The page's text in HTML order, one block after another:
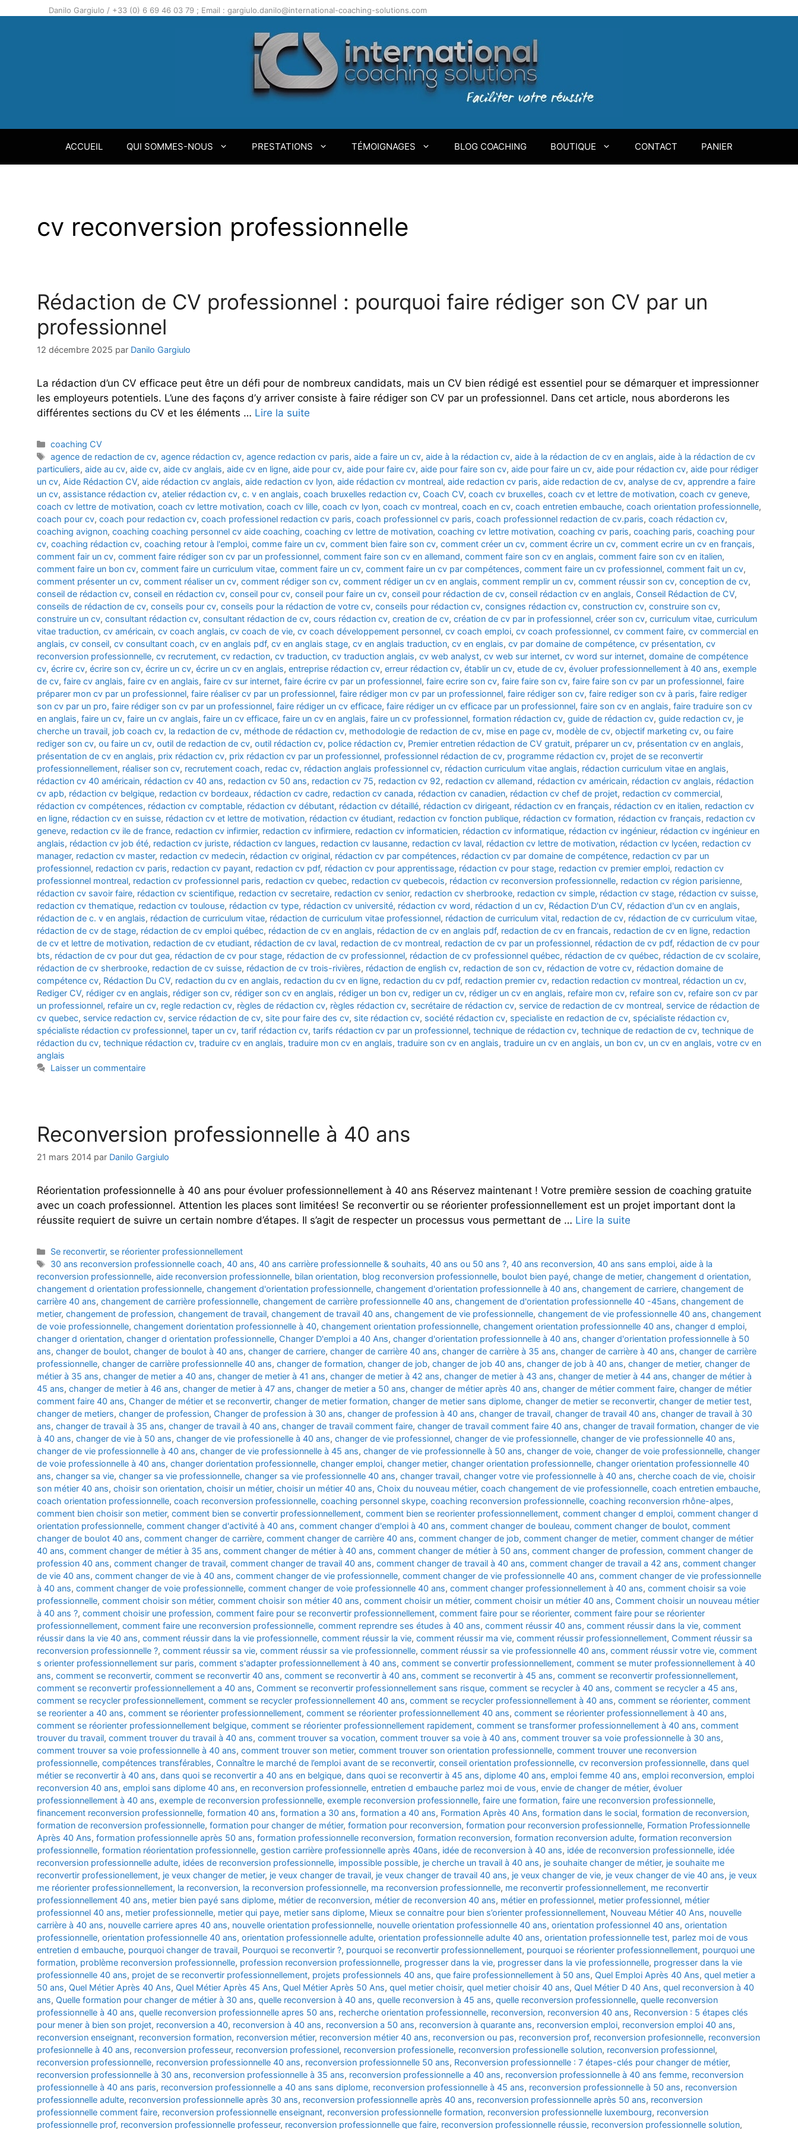
Danilo Gargiulo / +33 (0) 6 69 46 03 79 ; Email : gargiulo.danilo@international-coaching-solutions.com
ACCUEIL QUI SOMMES-NOUS PRESTATIONS TÉMOIGNAGES BLOG COACHING BOUTIQUE CONTACT PANIER
cv reconversion professionnelle
Rédaction de CV professionnel : pourquoi faire rédiger son CV par un
professionnel
12 décembre 2025 par Danilo Gargiulo
La rédaction d’un CV efficace peut être un défi pour de nombreux candidats, mais un CV bien rédigé est essentiel pour se démarquer et impressionner
les employeurs potentiels. L’une des façons d’y arriver consiste à faire rédiger son CV par un professionnel. Dans cet article, nous aborderons les
différentes sections du CV et les éléments … Lire la suite
Catégories
coaching CV
Étiquettes
agence de redaction de cv,agence rédaction cv,agence redaction cv paris,aide a faire un cv,aide à la rédaction cv,aide à la rédaction de cv en anglais,aide à la rédaction de cv
particuliers, aide au cv, aide cv, aide cv anglais, aide cv en ligne, aide pour cv, aide pour faire cv, aide pour faire son cv, aide pour faire un cv, aide pour rédaction cv, aide pour rédiger
un cv, Aide Rédaction CV, aide rédaction cv anglais, aide redaction cv lyon, aide rédaction cv montreal, aide redaction cv paris, aide redaction de cv, analyse de cv, apprendre a faire
un cv, assistance rédaction cv, atelier rédaction cv, c. v en anglais, coach bruxelles redaction cv, Coach CV, coach cv bruxelles, coach cv et lettre de motivation, coach cv geneve,
coach cv lettre de motivation, coach cv lettre motivation, coach cv lille, coach cv lyon, coach cv montreal, coach en cv, coach entretien embauche, coach orientation professionnelle,
coach pour cv, coach pour redaction cv, coach professionel redaction cv paris, coach professionnel cv paris, coach professionnel redaction de cv.paris, coach rédaction cv,
coaching avignon, coaching coaching personnel cv aide coaching, coaching cv lettre de motivation, coaching cv lettre motivation, coaching cv paris, coaching paris, coaching pour
cv, coaching rédaction cv, coaching retour à l'emploi, comme faire un cv, comment bien faire son cv, comment créer un cv, comment écrire un cv, comment ecrire un cv en français,
comment fair un cv, comment faire rédiger son cv par un professionnel, comment faire son cv en allemand, comment faire son cv en anglais, comment faire son cv en italien,
comment faire un bon cv, comment faire un curriculum vitae, comment faire un cv, comment faire un cv par compétences, comment faire un cv professionnel, comment fait un cv,
comment présenter un cv, comment réaliser un cv, comment rédiger son cv, comment rédiger un cv en anglais, comment remplir un cv, comment réussir son cv, conception de cv,
conseil de rédaction cv, conseil en rédaction cv, conseil pour cv, conseil pour faire un cv, conseil pour rédaction de cv, conseil rédaction cv en anglais, Conseil Rédaction de CV,
conseils de rédaction de cv, conseils pour cv, conseils pour la rédaction de votre cv, conseils pour rédaction cv, consignes rédaction cv, construction cv, construire son cv,
construire un cv, consultant rédaction cv, consultant rédaction de cv, cours rédaction cv, creation de cv, création de cv par in professionnel, créer son cv, curriculum vitae, curriculum
vitae traduction, cv américain, cv coach anglais, cv coach de vie, cv coach développement personnel, cv coach emploi, cv coach professionnel, cv comment faire, cv commercial en
anglais, cv conseil, cv consultant coach, cv en anglais pdf, cv en anglais stage, cv en anglais traduction, cv en englais, cv par domaine de compétence, cv présentation, cv
reconversion professionnelle, cv recrutement, cv redaction, cv traduction, cv traduction anglais, cv web analyst, cv web sur internet, cv word sur internet, domaine de compétence
cv, écrire cv, écrire son cv, écrire un cv, écrire un cv en anglais, entreprise rédaction cv, erreur rédaction cv, établir un cv, etude de cv, évoluer professionnellement à 40 ans, exemple
de cv, faire cv anglais, faire cv en anglais, faire cv sur internet, faire écrire cv par un professionnel, faire ecrire son cv, faire faire son cv, faire faire son cv par un professionnel, faire
préparer mon cv par un professionnel, faire réaliser cv par un professionnel, faire rédiger mon cv par un professionnel, faire rédiger son cv, faire rediger son cv à paris, faire rediger
son cv par un pro, faire rédiger son cv par un professionnel, faire rédiger un cv efficace, faire rédiger un cv efficace par un professionnel, faire son cv en anglais, faire traduire son cv
en anglais, faire un cv, faire un cv anglais, faire un cv efficace, faire un cv en anglais, faire un cv professionnel, formation rédaction cv, guide de rédaction cv, guide redaction cv, je
cherche un travail, job coach cv, la redaction de cv, méthode de rédaction cv, methodologie de redaction de cv, mise en page cv, modèle de cv, objectif marketing cv, ou faire
rediger son cv, ou faire un cv, outil de redaction de cv, outil rédaction cv, police rédaction cv, Premier entretien rédaction de CV gratuit, préparer un cv, présentation cv en anglais,
présentation de cv en anglais, prix rédaction cv, prix rédaction cv par un professionnel, professionnel rédaction de cv, programme rédaction cv, projet de se reconvertir
professionnellement, réaliser son cv, recrutement coach, redac cv, rédaction anglais professionnel cv, rédaction curriculum vitae anglais, rédaction curriculum vitae en anglais,
rédaction cv 40 américain, rédaction cv 40 ans, redaction cv 50 ans, redaction cv 75, redaction cv 92, redaction cv allemand, rédaction cv américain, rédaction cv anglais, rédaction
cv apb, rédaction cv belgique, redaction cv bordeaux, rédaction cv cadre, redaction cv canada, rédaction cv canadien, rédaction cv chef de projet, redaction cv commercial,
rédaction cv compétences, rédaction cv comptable, rédaction cv débutant, rédaction cv détaillé, rédaction cv dirigeant, rédaction cv en français, rédaction cv en italien, redaction cv
en ligne, rédaction cv en suisse, rédaction cv et lettre de motivation, rédaction cv étudiant, redaction cv fonction publique, rédaction cv formation, rédaction cv français, redaction cv
geneve, redaction cv ile de france, redaction cv infirmier, redaction cv infirmiere, redaction cv informaticien, rédaction cv informatique, rédaction cv ingénieur, rédaction cv ingénieur en
anglais, rédaction cv job été, redaction cv juriste, rédaction cv langues, redaction cv lausanne, redaction cv laval, rédaction cv lettre de motivation, rédaction cv lycéen, redaction cv
manager, redaction cv master, redaction cv medecin, rédaction cv original, rédaction cv par compétences, rédaction cv par domaine de compétence, redaction cv par un
professionnel, redaction cv paris, redaction cv payant, redaction cv pdf, rédaction cv pour apprentissage, rédaction cv pour stage, redaction cv premier emploi, redaction cv
professionnel montreal, redaction cv professionnel paris, redaction cv quebec, redaction cv quebecois, rédaction cv reconversion professionnelle, redaction cv région parisienne,
rédaction cv savoir faire, rédaction cv scientifique, redaction cv secretaire, redaction cv senior, redaction cv sherbrooke, redaction cv simple, rédaction cv stage, rédaction cv suisse,
redaction cv thematique, redaction cv toulouse, rédaction cv type, rédaction cv université, rédaction cv word, rédaction d un cv, Rédaction D'un CV, rédaction d'un cv en anglais,
rédaction de c. v en anglais, rédaction de curriculum vitae, rédaction de curriculum vitae professionnel, rédaction de curriculum vital, redaction de cv, rédaction de cv curriculum vitae,
rédaction de cv de stage, rédaction de cv emploi québec, rédaction de cv en anglais, rédaction de cv en anglais pdf, redaction de cv en francais, redaction de cv en ligne, redaction
de cv et lettre de motivation, redaction de cv etudiant, rédaction de cv laval, redaction de cv montreal, redaction de cv par un professionnel, rédaction de cv pdf, rédaction de cv pour
bts, rédaction de cv pour dut gea, rédaction de cv pour stage, rédaction de cv professionnel, rédaction de cv professionnel québec, rédaction de cv québec, rédaction de cv scolaire,
rédaction de cv sherbrooke, redaction de cv suisse, rédaction de cv trois-rivières, rédaction de english cv, redaction de son cv, rédaction de votre cv, rédaction domaine de
compétence cv, Rédaction Du CV, redaction du cv en anglais, redaction du cv en ligne, redaction du cv pdf, redaction premier cv, redaction redaction cv montreal, rédaction un cv,
Rediger CV, rédiger cv en anglais, rédiger son cv, rédiger son cv en anglais, rédiger un bon cv, rediger un cv, rédiger un cv en anglais, refaire mon cv, refaire son cv, refaire son cv par
un professionnel, refaire un cv, regle redaction cv, règles de rédaction cv, règles rédaction cv, secrétaire de rédaction cv, service de redaction de cv montreal, service de rédaction de
cv quebec, service redaction cv, service rédaction de cv, site pour faire des cv, site rédaction cv, société rédaction cv, specialiste en redaction de cv, spécialiste rédaction cv,
spécialiste rédaction cv professionnel, taper un cv, tarif rédaction cv, tarifs rédaction cv par un professionnel, technique de rédaction cv, technique de redaction de cv, technique de
rédaction du cv, technique rédaction cv, traduire cv en anglais, traduire mon cv en anglais, traduire son cv en anglais, traduire un cv en anglais, un bon cv, un cv en anglais, votre cv en
anglais
Laisser un commentaire
Reconversion professionnelle à 40 ans
21 mars 2014 par Danilo Gargiulo
Réorientation professionnelle à 40 ans pour évoluer professionnellement à 40 ans Réservez maintenant ! Votre première session de coaching gratuite
avec un coach professionnel. Attention les places sont limitées! Se reconvertir ou se réorienter professionnellement est un projet important dont la
réussite requiert de suivre un certain nombre d’étapes. Il s’agit de respecter un processus vous permettant de … Lire la suite
Catégories
Se reconvertir, se réorienter professionnellement
Étiquettes
30 ans reconversion professionnelle coach,40 ans,40 ans carrière professionnelle & souhaits,40 ans ou 50 ans ?,40 ans reconversion,40 ans sans emploi,aide à la
reconversion professionnelle, aide reconversion professionnelle, bilan orientation, blog reconversion professionnelle, boulot bien payé, change de metier, changement d orientation,
changement d orientation professionnelle, changement d'orientation professionnelle, changement d'orientation professionnelle à 40 ans, changement de carriere, changement de
carrière 40 ans, changement de carrière professionnelle, changement de carrière professionnelle 40 ans, changement de d'orientation professionnelle 40 -45ans, changement de
metier, changement de profession, changement de travail, changement de travail 40 ans, changement de vie professionnelle, changement de vie professionnelle 40 ans, changement
de voie professionnelle, changement dorientation professionnelle à 40, changement orientation professionnelle, changement orientation professionnelle 40 ans, changer d emploi,
changer d orientation, changer d orientation professionnelle, Changer D'emploi a 40 Ans, changer d'orientation professionnelle à 40 ans, changer d'orientation professionnelle à 50
ans, changer de boulot, changer de boulot à 40 ans, changer de carriere, changer de carrière 40 ans, changer de carrière à 35 ans, changer de carrière à 40 ans, changer de carrière
professionnelle, changer de carrière professionnelle 40 ans, changer de formation, changer de job, changer de job 40 ans, changer de job à 40 ans, changer de metier, changer de
métier à 35 ans, changer de metier a 40 ans, changer de metier à 41 ans, changer de metier à 42 ans, changer de metier à 43 ans, changer de metier à 44 ans, changer de métier à
45 ans, changer de metier à 46 ans, changer de metier à 47 ans, changer de metier a 50 ans, changer de métier après 40 ans, changer de métier comment faire, changer de métier
comment faire 40 ans, Changer de métier et se reconvertir, changer de metier formation, changer de metier sans diplome, changer de metier se reconvertir, changer de metier test,
changer de metiers, changer de profession, Changer de profession à 30 ans, changer de profession à 40 ans, changer de travail, changer de travail 40 ans, changer de travail à 30
ans, changer de travail à 35 ans, changer de travail à 40 ans, changer de travail comment faire, changer de travail comment faire 40 ans, changer de travail formation, changer de vie
à 40 ans, changer de vie à 50 ans, changer de vie professionelle à 40 ans, changer de vie professionnel, changer de vie professionnelle, changer de vie professionnelle 40 ans,
changer de vie professionnelle à 40 ans, changer de vie professionnelle à 45 ans, changer de vie professionnelle à 50 ans, changer de voie, changer de voie professionnelle, changer
de voie professionnelle à 40 ans, changer dorientation professionnelle, changer emploi, changer metier, changer orientation professionnelle, changer orientation professionnelle 40
ans, changer sa vie, changer sa vie professionnelle, changer sa vie professionnelle 40 ans, changer travail, changer votre vie professionnelle à 40 ans, cherche coach de vie, choisir
son métier 40 ans, choisir son orientation, choisir un métier, choisir un métier 40 ans, Choix du nouveau métier, coach changement de vie professionnelle, coach entretien embauche,
coach orientation professionnelle, coach reconversion professionnelle, coaching personnel skype, coaching reconversion professionnelle, coaching reconversion rhône-alpes,
comment bien choisir son metier, comment bien se convertir professionnellement, comment bien se reorienter professionnellement, comment changer d emploi, comment changer d
orientation professionnelle, comment changer d'activité à 40 ans, comment changer d'emploi à 40 ans, comment changer de bouleau, comment changer de boulot, comment
changer de boulot 40 ans, comment changer de carrière, comment changer de carrière 40 ans, comment changer de job, comment changer de metier, comment changer de métier
40 ans, comment changer de métier à 35 ans, comment changer de métier à 40 ans, comment changer de métier à 50 ans, comment changer de profession, comment changer de
profession 40 ans, comment changer de travail, comment changer de travail 40 ans, comment changer de travail à 40 ans, comment changer de travail a 42 ans, comment changer
de vie 40 ans, comment changer de vie à 40 ans, comment changer de vie professionnelle, comment changer de vie professionnelle 40 ans, comment changer de vie professionnelle
à 40 ans, comment changer de voie professionnelle, comment changer de voie professionnelle 40 ans, comment changer professionnellement à 40 ans, comment choisir sa voie
professionnelle, comment choisir son métier, comment choisir son métier 40 ans, comment choisir un métier, comment choisir un métier 40 ans, Comment choisir un nouveau métier
à 40 ans ?, comment choisir une profession, comment faire pour se reconvertir professionnellement, comment faire pour se réorienter, comment faire pour se réorienter
professionnellement, comment faire une reconversion professionnelle, comment reprendre ses études à 40 ans, comment réussir 40 ans, comment réussir dans la vie, comment
réussir dans la vie 40 ans, comment réussir dans la vie professionnelle, comment réussir la vie, comment réussir ma vie, comment réussir professionnellement, Comment réussir sa
reconversion professionnelle ?, comment réussir sa vie, comment réussir sa vie professionnelle, comment réussir sa vie professionnelle 40 ans, comment réussir votre vie, comment
s orienter professionnellement sur paris, comment s'adapter professionnellement à 40 ans, comment se convertir professionnellement, comment se muter professionnellement à 40
ans, comment se reconvertir, comment se reconvertir 40 ans, comment se reconvertir à 40 ans, comment se reconvertir à 45 ans, comment se reconvertir professionnellement,
comment se reconvertir professionnellement a 40 ans, Comment se reconvertir professionnellement sans risque, comment se recycler à 40 ans, comment se recycler a 45 ans,
comment se recycler professionnellement, comment se recycler professionnellement 40 ans, comment se recycler professionnellement à 40 ans, comment se réorienter, comment
se reorienter a 40 ans, comment se réorienter professionnellement, comment se réorienter professionnellement 40 ans, comment se réorienter professionnellement à 40 ans,
comment se réorienter professionnellement belgique, comment se réorienter professionnellement rapidement, comment se transformer professionnellement à 40 ans, comment
trouver du travail, comment trouver du travail à 40 ans, comment trouver sa vocation, comment trouver sa voie à 40 ans, comment trouver sa voie professionnelle à 30 ans,
comment trouver sa voie professionnelle à 40 ans, comment trouver son metier, comment trouver son orientation professionnelle, comment trouver une reconversion
professionnelle, compétences transférables, Connaître le marché de l’emploi avant de se reconvertir, conseil orientation professionnelle, cv reconversion professionnelle, dans quel
métier se reconvertir à 40 ans, dans quoi se reconvertir a 40 ans en belgique, dans quoi se reconvertir à 45 ans, diplome 40 ans, emploi femme 40 ans, emploi reconversion, emploi
reconversion 40 ans, emploi sans diplome 40 ans, en reconversion professionnelle, entretien d embauche parlez moi de vous, envie de changer de métier, évoluer
professionnellement à 40 ans, exemple de reconversion professionnelle, exemple reconversion professionnelle, faire une formation, faire une reconversion professionnelle,
financement reconversion professionnelle, formation 40 ans, formation a 30 ans, formation a 40 ans, Formation Après 40 Ans, formation dans le social, formation de reconversion,
formation de reconversion professionnelle, formation pour changer de métier, formation pour reconversion, formation pour reconversion professionnelle, Formation Professionnelle
Après 40 Ans, formation professionnelle après 50 ans, formation professionnelle reconversion, formation reconversion, formation reconversion adulte, formation reconversion
professionnelle, formation réorientation professionnelle, gestion carrière professionnelle après 40ans, idée de reconversion à 40 ans, idée de reconversion professionnelle, idée
reconversion professionnelle adulte, idées de reconversion professionnelle, impossible possible, je cherche un travail à 40 ans, je souhaite changer de métier, je souhaite me
reconvertir professionellement, je veux changer de metier, je veux changer de travail, je veux changer de travail 40 ans, je veux changer de vie, je veux changer de vie 40 ans, je veux
me réorienter professionnellement, la reconversion, la reconversion professionnelle, ma reconversion professionnelle, me reconvertir professionnellement, me reconvertir
professionnellement 40 ans, metier bien payé sans diplome, métier de reconversion, métier de reconversion 40 ans, métier en professionnel, metier professionnel, métier
professionnel 40 ans, metier professionnelle, metier qui paye, metier sans diplome, Mieux se connaitre pour bien s’orienter professionnellement, Nouveau Métier 40 Ans, nouvelle
carrière à 40 ans, nouvelle carriere apres 40 ans, nouvelle orientation professionnelle, nouvelle orientation professionnelle 40 ans, orientation professionnel 40 ans, orientation
professionnelle, orientation professionnelle 40 ans, orientation professionnelle adulte, orientation professionnelle adulte 40 ans, orientation professionnelle test, parlez moi de vous
entretien d embauche, pourquoi changer de travail, Pourquoi se reconvertir ?, pourquoi se reconvertir professionnellement, pourquoi se réorienter professionnellement, pourquoi une
formation, problème reconversion professionnelle, profession reconversion professionnelle, progresser dans la vie, progresser dans la vie professionnelle, progresser dans la vie
professionnelle 40 ans, projet de se reconvertir professionnellement, projets professionnels 40 ans, que faire professionnellement à 50 ans, Quel Emploi Après 40 Ans, quel metier a
50 ans, Quel Métier Après 40 Ans, Quel Métier Après 45 Ans, Quel Métier Après 50 Ans, quel metier choisir, quel metier choisir 40 ans, Quel Métier D 40 Ans, quel reconversion à 40
ans, Quelle formation pour changer de métier à 30 ans, quelle reconversion à 40 ans, quelle reconversion à 45 ans, quelle reconversion professionnelle, quelle reconversion
professionnelle à 40 ans, quelle reconversion professionnelle apres 50 ans, recherche orientation professionnelle, reconversion, reconversion 40 ans, Reconversion : 5 étapes clés
pour mener à bien son projet, reconversion a 40, reconversion à 40 ans, reconversion a 50 ans, reconversion à quarante ans, reconversion emploi, reconversion emploi 40 ans,
reconversion enseignant, reconversion formation, reconversion métier, reconversion métier 40 ans, reconversion ou pas, reconversion prof, reconversion profesionnelle, reconversion
profesionnelle à 40 ans, reconversion professeur, reconversion professionel, reconversion professionelle, reconversion professionelle solution, reconversion professionnel,
reconversion professionnelle, reconversion professionnelle 40 ans, reconversion professionnelle 50 ans, Reconversion professionnelle : 7 étapes-clés pour changer de métier,
reconversion professionnelle à 30 ans, reconversion professionnelle à 35 ans, reconversion professionnelle a 40 ans, reconversion professionnelle à 40 ans femme, reconversion
professionnelle à 40 ans paris, reconversion professionnelle a 40 ans sans diplome, reconversion professionnelle à 45 ans, reconversion professionnelle à 50 ans, reconversion
professionnelle adulte, reconversion professionnelle après 30 ans, reconversion professionnelle après 40 ans, reconversion professionnelle après 50 ans, reconversion
professionnelle comment faire, reconversion professionnelle enseignant, reconversion professionnelle formation, reconversion professionnelle luxembourg, reconversion
professionnelle prof, reconversion professionnelle professeur, reconversion professionnelle que faire, reconversion professionnelle réussie, reconversion professionnelle solution,